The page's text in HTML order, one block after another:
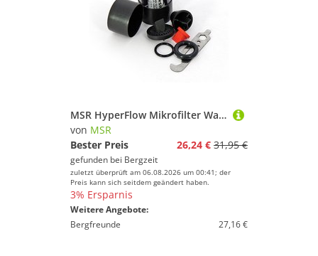
MSR HyperFlow Mikrofilter Wartungskit
von MSR
Bester Preis
26,24 € 31,95 €
gefunden bei Bergzeit
zuletzt überprüft am 06.08.2026 um 00:41; der
Preis kann sich seitdem geändert haben.
3% Ersparnis
Weitere Angebote:
Bergfreunde
27,16 €